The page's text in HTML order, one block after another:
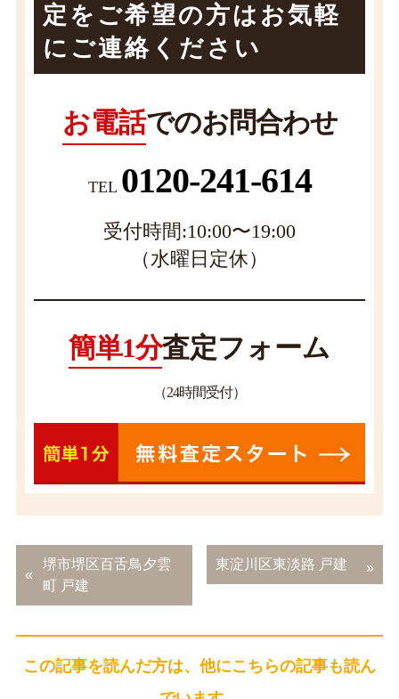
定をご希望の方は お気軽
にご連絡ください
お電話でのお問合わせ
TEL 0120-241-614
受付時間:10:00〜19:00
（水曜日定休）
簡単1分査定フォーム
（24時間受付）
堺市堺区百舌鳥夕雲
町 戸建
東淀川区東淡路 戸建
この記事を読んだ方は、他にこちらの記事も読ん